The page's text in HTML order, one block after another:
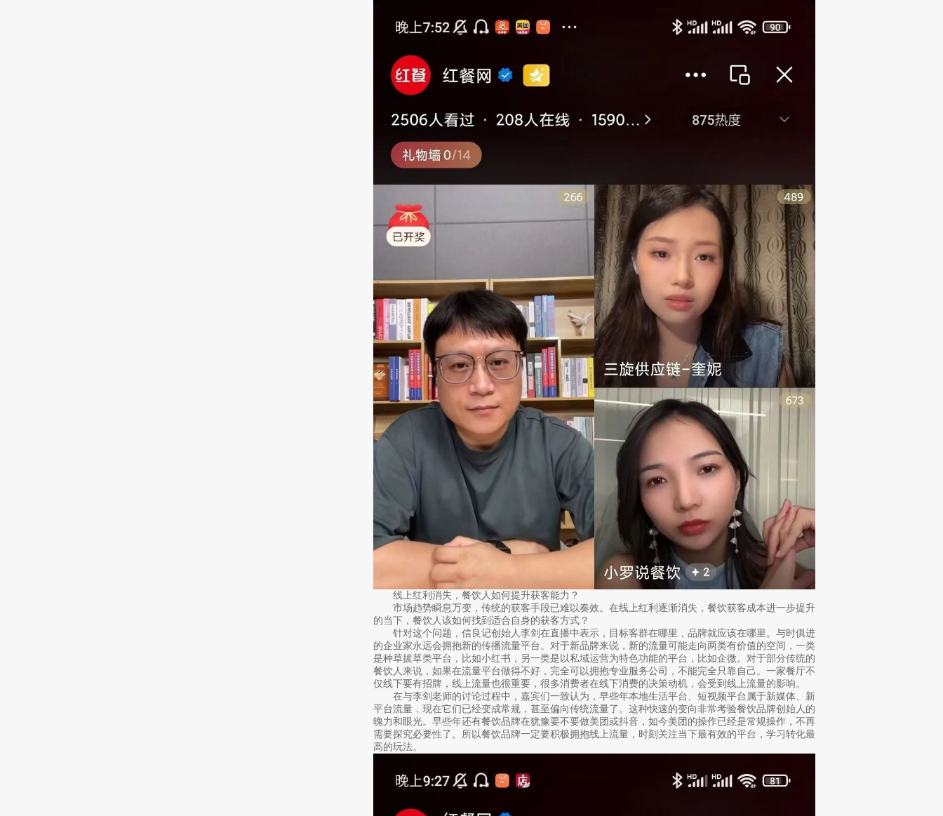
线上红利消失，餐饮人如何提升获客能力？
市场趋势瞬息万变，传统的获客手段已难以奏效。在线上红利逐渐消失，餐饮获客成本进一步提升
的当下，餐饮人该如何找到适合自身的获客方式？
针对这个问题，信良记创始人李剑在直播中表示，目标客群在哪里，品牌就应该在哪里。与时俱进
的企业家永远会拥抱新的传播流量平台。对于新品牌来说，新的流量可能走向两类有价值的空间，一类
是种草拔草类平台，比如小红书，另一类是以私域运营为特色功能的平台，比如企微。对于部分传统的
餐饮人来说，如果在流量平台做得不好，完全可以拥抱专业服务公司，不能完全只靠自己。一家餐厅不
仅线下要有招牌，线上流量也很重要，很多消费者在线下消费的决策动机，会受到线上流量的影响。
在与李剑老师的讨论过程中，嘉宾们一致认为，早些年本地生活平台、短视频平台属于新媒体、新
平台流量，现在它们已经变成常规，甚至偏向传统流量了。这种快速的变向非常考验餐饮品牌创始人的
魄力和眼光。早些年还有餐饮品牌在犹豫要不要做美团或抖音，如今美团的操作已经是常规操作，不再
需要探究必要性了。所以餐饮品牌一定要积极拥抱线上流量，时刻关注当下最有效的平台，学习转化最
高的玩法。